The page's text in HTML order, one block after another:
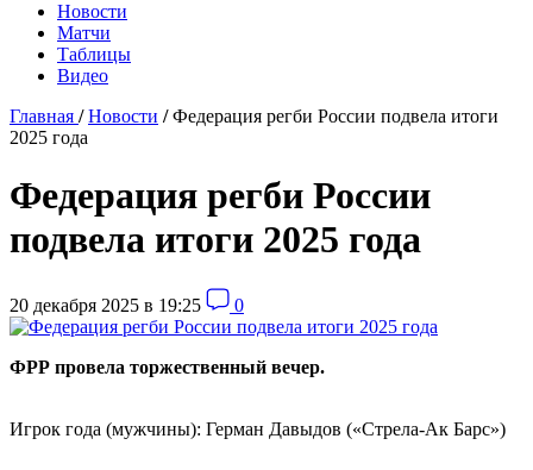
Новости
Матчи
Таблицы
Видео
Главная / Новости / Федерация регби России подвела итоги
2025 года
Федерация регби России
подвела итоги 2025 года
20 декабря 2025 в 19:25 0
ФРР провела торжественный вечер.
Игрок года (мужчины): Герман Давыдов («Стрела-Ак Барс»)